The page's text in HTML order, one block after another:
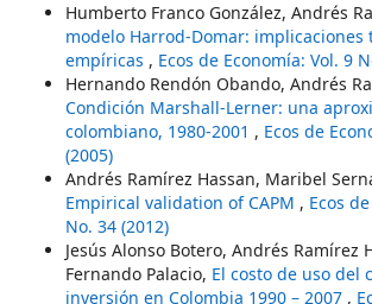
Humberto Franco González, Andrés
modelo Harrod-Domar: implicaciones
empíricas , Ecos de Economía: Vol. 9
Hernando Rendón Obando, Andrés
Condición Marshall-Lerner: una
colombiano, 1980-2001 , Ecos de
(2005)
Andrés Ramírez Hassan, Maribel
Empirical validation of CAPM , Ecos
No. 34 (2012)
Jesús Alonso Botero, Andrés Ramírez
Fernando Palacio, El costo de uso del
inversión en Colombia 1990 – 2007 ,